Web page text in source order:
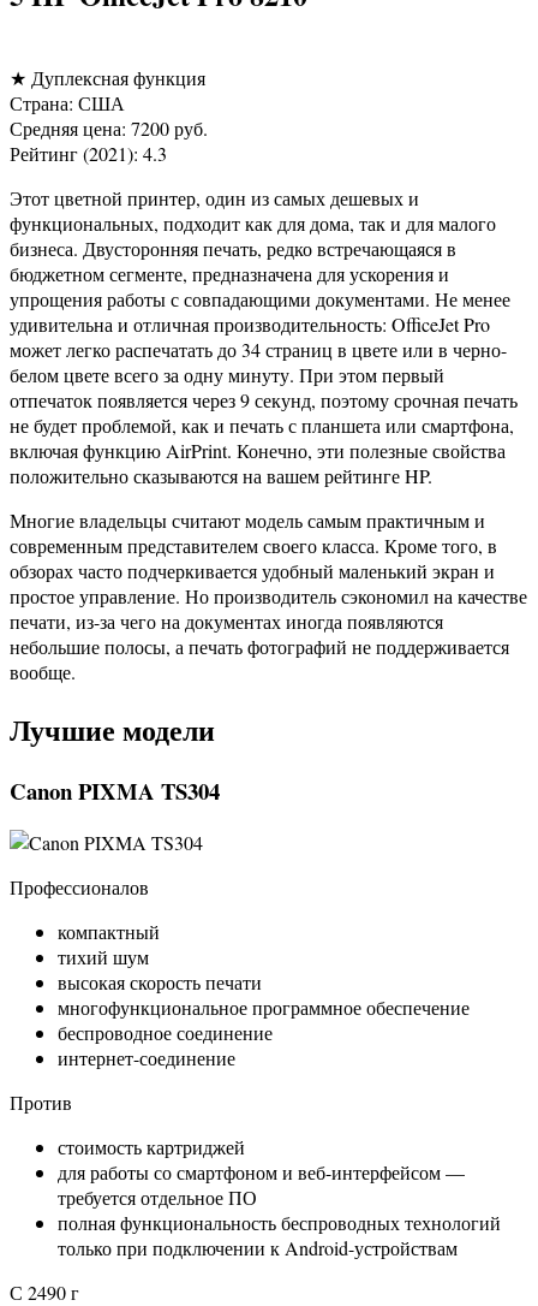
★ Дуплексная функция
Страна: США
Средняя цена: 7200 руб.
Рейтинг (2021): 4.3
Этот цветной принтер, один из самых дешевых и
функциональных, подходит как для дома, так и для малого
бизнеса. Двусторонняя печать, редко встречающаяся в
бюджетном сегменте, предназначена для ускорения и
упрощения работы с совпадающими документами. Не менее
удивительна и отличная производительность: OfficeJet Pro
может легко распечатать до 34 страниц в цвете или в черно-
белом цвете всего за одну минуту. При этом первый
отпечаток появляется через 9 секунд, поэтому срочная печать
не будет проблемой, как и печать с планшета или смартфона,
включая функцию AirPrint. Конечно, эти полезные свойства
положительно сказываются на вашем рейтинге HP.
Многие владельцы считают модель самым практичным и
современным представителем своего класса. Кроме того, в
обзорах часто подчеркивается удобный маленький экран и
простое управление. Но производитель сэкономил на качестве
печати, из-за чего на документах иногда появляются
небольшие полосы, а печать фотографий не поддерживается
вообще.
Лучшие модели
Canon PIXMA TS304
Профессионалов
компактный
тихий шум
высокая скорость печати
многофункциональное программное обеспечение
беспроводное соединение
интернет-соединение
Против
стоимость картриджей
для работы со смартфоном и веб-интерфейсом —
требуется отдельное ПО
полная функциональность беспроводных технологий
только при подключении к Android-устройствам
С 2490 г